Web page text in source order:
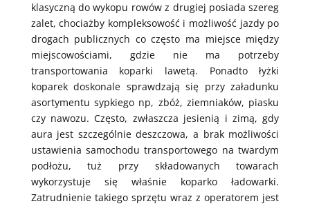
klasyczną do wykopu rowów z drugiej posiada szereg
zalet, chociażby kompleksowość i możliwość jazdy po
drogach publicznych co często ma miejsce między
miejscowościami, gdzie nie ma potrzeby
transportowania koparki lawetą. Ponadto łyżki
koparek doskonale sprawdzają się przy załadunku
asortymentu sypkiego np, zbóż, ziemniaków, piasku
czy nawozu. Często, zwłaszcza jesienią i zimą, gdy
aura jest szczególnie deszczowa, a brak możliwości
ustawienia samochodu transportowego na twardym
podłożu, tuż przy składowanych towarach
wykorzystuje się właśnie koparko ładowarki.
Zatrudnienie takiego sprzętu wraz z operatorem jest